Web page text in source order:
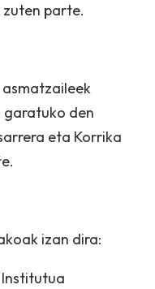
parte.
den
eta Korrika
izan dira: